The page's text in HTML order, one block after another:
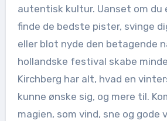
autentisk kultur. Uanset om du
finde de bedste pister, svinge
eller blot nyde den betagende
hollandske festival skabe
Kirchberg har alt, hvad en
kunne ønske sig, og mere til.
magien, som vind, sne og gode